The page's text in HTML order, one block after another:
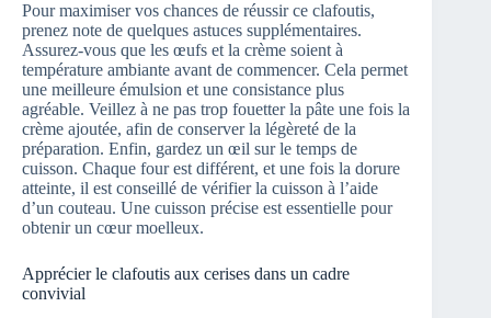
Pour maximiser vos chances de réussir ce clafoutis,
prenez note de quelques astuces supplémentaires.
Assurez-vous que les œufs et la crème soient à
température ambiante avant de commencer. Cela permet
une meilleure émulsion et une consistance plus
agréable. Veillez à ne pas trop fouetter la pâte une fois la
crème ajoutée, afin de conserver la légèreté de la
préparation. Enfin, gardez un œil sur le temps de
cuisson. Chaque four est différent, et une fois la dorure
atteinte, il est conseillé de vérifier la cuisson à l’aide
d’un couteau. Une cuisson précise est essentielle pour
obtenir un cœur moelleux.
Apprécier le clafoutis aux cerises dans un cadre
convivial